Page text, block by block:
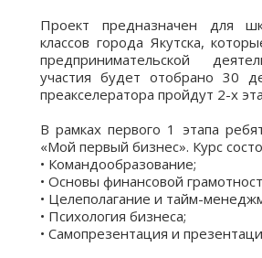
Проект предназначен для
классов города Якутска,
предпринимательской
участия будет отобрано 30
преакселератора пройдут 2-х
В рамках первого 1 этапа
«Мой первый бизнес». Курс
• Командообразование;
• Основы финансовой
• Целеполагание и тайм-
• Психология бизнеса;
• Самопрезентация и